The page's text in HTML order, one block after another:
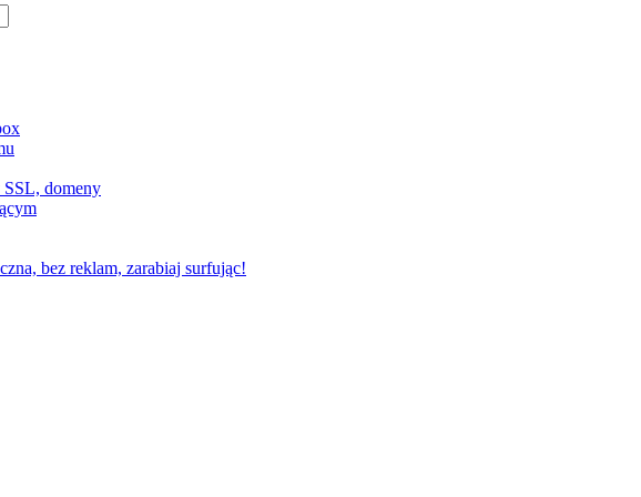
domeny
bez reklam, zarabiaj surfując!